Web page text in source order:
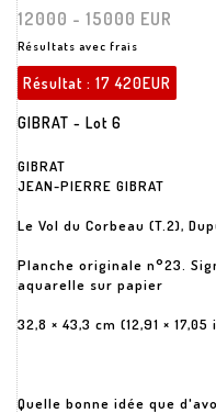
12000 - 15000 EUR
Résultats avec frais
Résultat : 17 420EUR
GIBRAT - Lot 6
GIBRAT
JEAN-PIERRE GIBRAT
Le Vol du Corbeau (T.2),
Planche originale n°23.
aquarelle sur papier
32,8 × 43,3 cm (12,91 × 17,05
Quelle bonne idée que